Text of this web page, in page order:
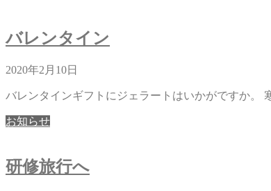
バレンタイン
2020年2月10日
バレンタインギフトにジェラートはいかがですか。
お知らせ
研修旅行へ